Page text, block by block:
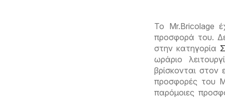
Το Mr.Bricolage
προσφορά του.
στην κατηγορία
ωράριο
βρίσκονται στον
προσφορές του
παρόμοιες